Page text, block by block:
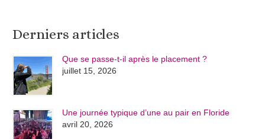
Derniers articles
Que se passe-t-il après le placement ?
juillet 15, 2026
Une journée typique d’une au pair en Floride
avril 20, 2026